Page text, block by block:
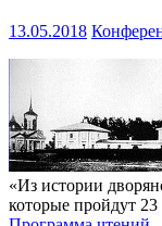
13.05.2018
«Из истории
которые пройдут 23